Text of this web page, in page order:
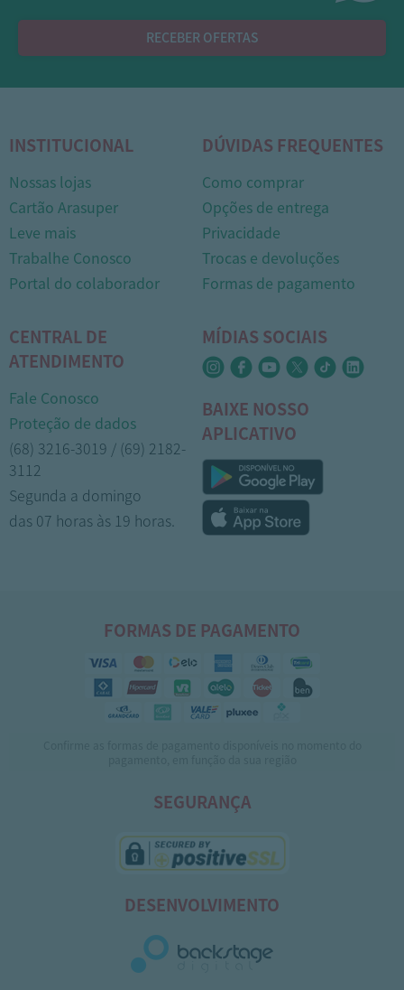
RECEBER OFERTAS
INSTITUCIONAL
Nossas lojas
Cartão Arasuper
Leve mais
Trabalhe Conosco
Portal do colaborador
DÚVIDAS FREQUENTES
Como comprar
Opções de entrega
Privacidade
Trocas e devoluções
Formas de pagamento
CENTRAL DE
ATENDIMENTO
Fale Conosco
Proteção de dados
(68) 3216-3019 / (69) 2182-
3112
Segunda a domingo
das 07 horas às 19 horas.
MÍDIAS SOCIAIS
BAIXE NOSSO
APLICATIVO
FORMAS DE PAGAMENTO
SEGURANÇA
DESENVOLVIMENTO